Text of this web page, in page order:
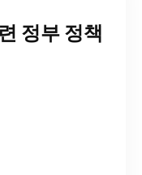
정부 정책